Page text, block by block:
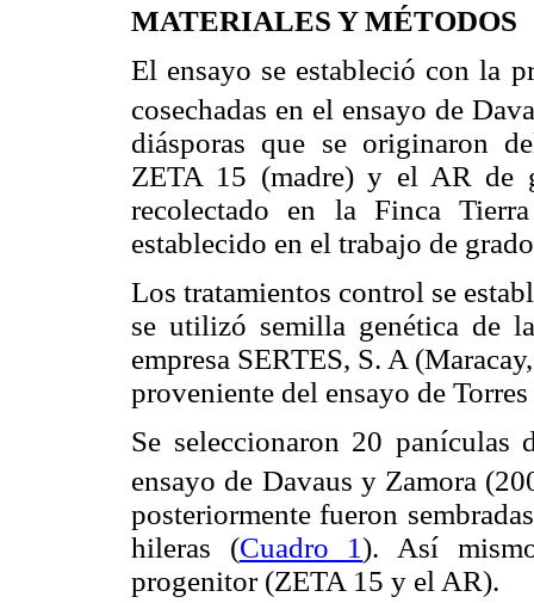
MATERIALES Y MÉTODOS
El ensayo se estableció con la
cosechadas en el ensayo de
diásporas que se originaron
ZETA 15 (madre) y el AR de
recolectado en la Finca
establecido en el trabajo de
Los tratamientos control se
se utilizó semilla genética de
empresa SERTES, S. A
proveniente del ensayo de
Se seleccionaron 20 panículas
ensayo de Davaus y Zamora
posteriormente fueron
hileras (Cuadro 1). Así
progenitor (ZETA 15 y el AR).